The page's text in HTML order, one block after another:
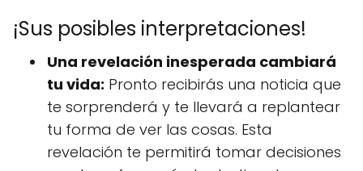
¡Sus posibles interpretaciones!
Una revelación inesperada cambiará
tu vida: Pronto recibirás una noticia que
te sorprenderá y te llevará a replantear
tu forma de ver las cosas. Esta
revelación te permitirá tomar decisiones